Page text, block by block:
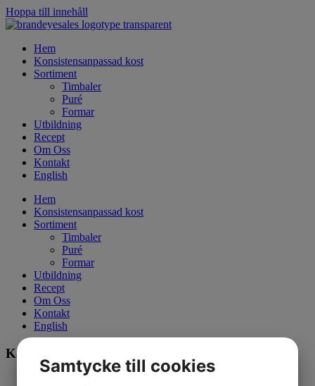
Hoppa till innehåll
Hem
Konsistensanpassad kost
Sortiment
Timbaler
Puré
Formar
Utbildning
Recept
Om Oss
Kontakt
English
Hem
Konsistensanpassad kost
Sortiment
Timbaler
Puré
Formar
Utbildning
Recept
Om Oss
Kontakt
English
Kassler
Samtycke till cookies